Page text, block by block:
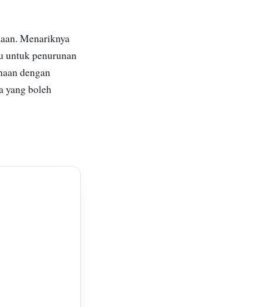
Menariknya
untuk penurunan
dengan
yang boleh